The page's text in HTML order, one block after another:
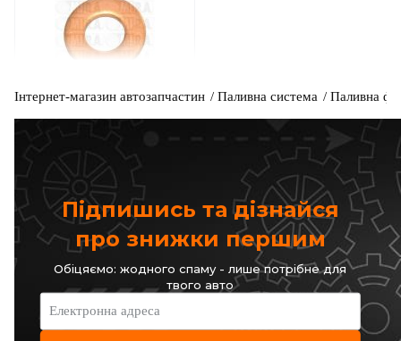
MI.R.A.
ВІДСУТНІЙ
Очікуєм поставку
Інтернет-магазин автозапчастин Паливна система Паливна
Підпишись та дізнайся
про знижки першим
Обіцяємо: жодного спаму - лише потрібне для
твого авто
Електронна адреса